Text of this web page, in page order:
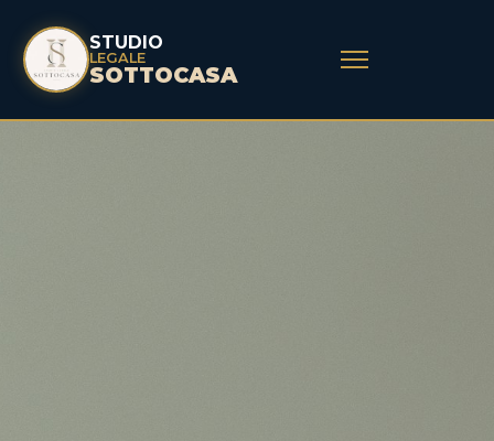
STUDIO
LEGALE
SOTTOCASA